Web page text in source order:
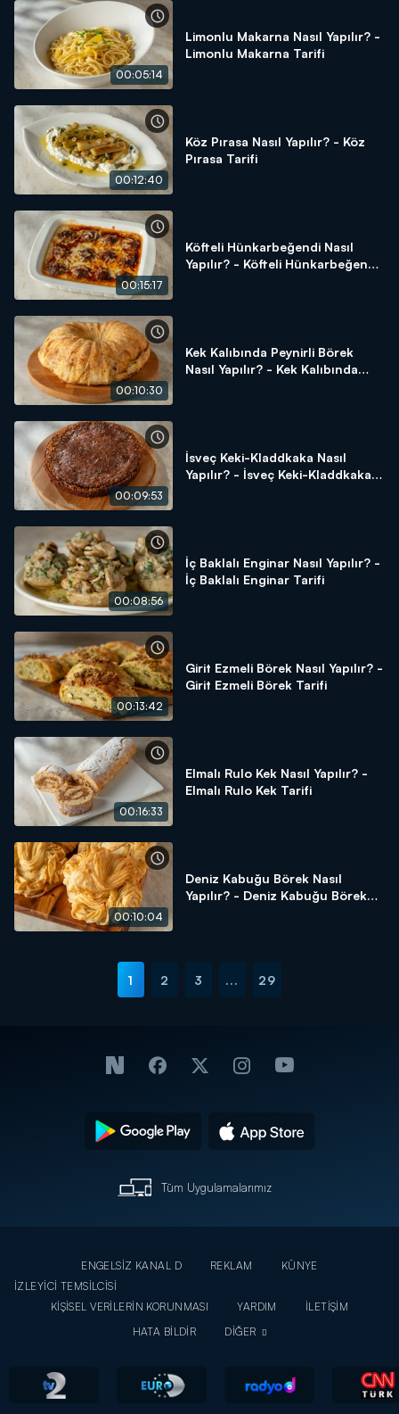
00:05:14
Limonlu Makarna Nasıl Yapılır? -
Limonlu Makarna Tarifi
00:12:40
Köz Pırasa Nasıl Yapılır? - Köz
Pırasa Tarifi
00:15:17
Köfteli Hünkarbeğendi Nasıl
Yapılır? - Köfteli Hünkarbeğendi
00:10:30
Kek Kalıbında Peynirli Börek
Nasıl Yapılır? - Kek Kalıbında
00:09:53
İsveç Keki-Kladdkaka Nasıl
Yapılır? - İsveç Keki-Kladdkaka
00:08:56
İç Baklalı Enginar Nasıl Yapılır? -
İç Baklalı Enginar Tarifi
00:13:42
Girit Ezmeli Börek Nasıl Yapılır? -
Girit Ezmeli Börek Tarifi
00:16:33
Elmalı Rulo Kek Nasıl Yapılır? -
Elmalı Rulo Kek Tarifi
00:10:04
Deniz Kabuğu Börek Nasıl
Yapılır? - Deniz Kabuğu Börek
1 2 3 ... 29
Tüm Uygulamalarımız
ENGELSİZ KANAL D REKLAM
KÜNYE
İZLEYİCİ TEMSİLCİSİ
KİŞİSEL VERİLERİN KORUNMASI
YARDIM
İLETİŞİM
HATA BİLDİR
DİĞER